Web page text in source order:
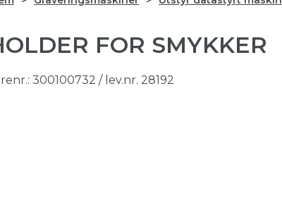
FOR SMYKKER
300100732 / lev.nr. 28192